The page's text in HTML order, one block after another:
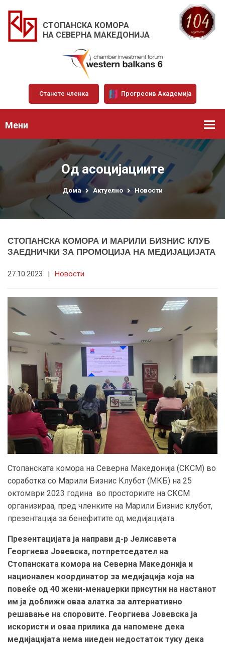
СТОПАНСКА КОМОРА
НА СЕВЕРНА МАКЕДОНИЈА
Станете членка Прогресив Академија
Мени
Од асоцијациите
Дома Актуелно Новости
СТОПАНСКА КОМОРА И МАРИЛИ БИЗНИС КЛУБ
ЗАЕДНИЧКИ ЗА ПРОМОЦИЈА НА МЕДИЈАЦИЈАТА
27.10.2023 | Новости
Стопанската комора на Северна Македонија (СКСМ) во
соработка со Марили Бизнис Клубот (МКБ) на 25
октомври 2023 година во просториите на СКСМ
организираа, пред членките на Марили Бизнис клубот,
презентација за бенефитите од медијацијата.
Презентацијата ја направи д-р Јелисавета
Георгиева Јовевска, потпретседател на
Стопанската комора на Северна Македонија и
национален координатор за медијација која на
повеќе од 40 жени-менаџерки присутни на настанот
им ја доближи оваа алатка за алтернативно
решавање на споровите. Георгиева Јовевска ја
искористи и оваа прилика да напомене дека
медијацијата нема ниеден недостаток туку дека